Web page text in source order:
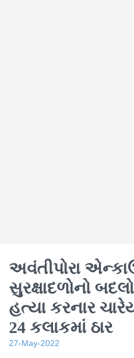
અવંતીપોરા
સુરક્ષાદળોનો
હત્યા કરનાર
24 કલાકમાં ઠાર
27-May-2022